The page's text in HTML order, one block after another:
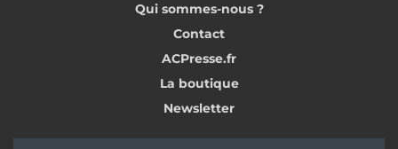
Qui sommes-nous ?
Contact
ACPresse.fr
La boutique
Newsletter